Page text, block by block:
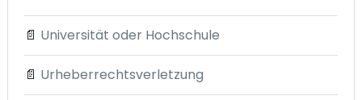
📄 Universität oder Hochschule
📄 Urheberrechtsverletzung